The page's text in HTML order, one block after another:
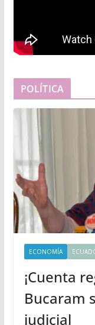
POLÍTICA
ECONOMÍA
¡Cuenta
Bucaram
judicial